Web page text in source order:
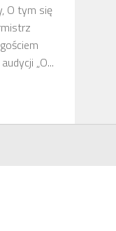
O tym się
„O...